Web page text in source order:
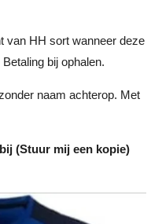
van HH sort wanneer deze
bij ophalen.
naam achterop. Met
(Stuur mij een kopie)